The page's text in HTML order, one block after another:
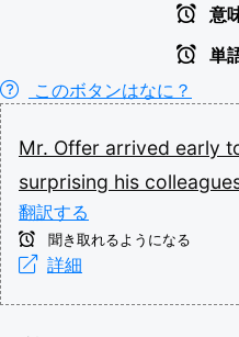
意
単
このボタンはなに？
Mr. Offer arrived early
surprising his
翻訳する
聞き取れるようになる
詳細